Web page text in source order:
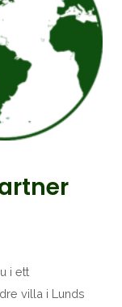
i ett
villa i Lunds